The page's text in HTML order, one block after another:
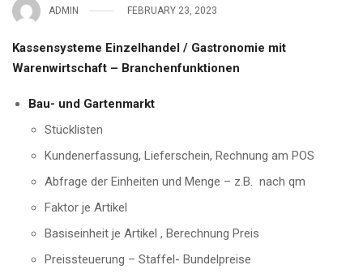
ADMIN FEBRUARY 23, 2023
Kassensysteme Einzelhandel / Gastronomie mit
Warenwirtschaft – Branchenfunktionen
Bau- und Gartenmarkt
Stücklisten
Kundenerfassung, Lieferschein, Rechnung am POS
Abfrage der Einheiten und Menge – z.B. nach qm
Faktor je Artikel
Basiseinheit je Artikel , Berechnung Preis
Preissteuerung – Staffel- Bundelpreise